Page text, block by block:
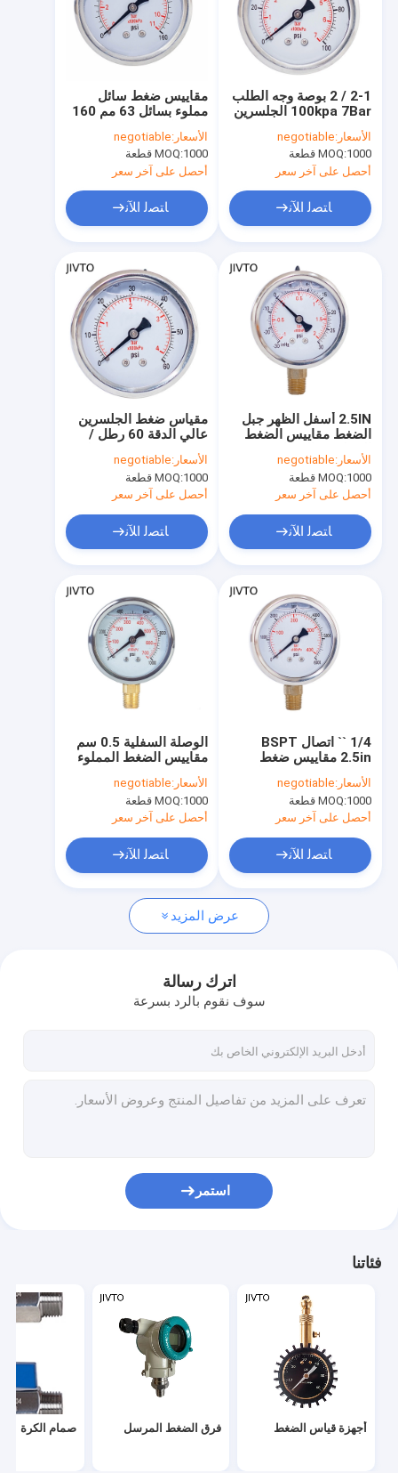
منتجات
معلومات عنا
جولة في المعمل
اطلب اقتباس
فرق الضغط المرسل
صمام متعدد الصك
أجزاء من المواد الهوائية
أداة العقص الأسلاك
مقاييس ضغط سائل
مملوء بسائل 63 مم 160
بار 1/4 نحاس أصفر
الأسعار:negotiable
MOQ:1000 قطعة
أحصل على آخر سعر
ﺎﺘﺼﻟ ﺍﻶﻧ
2-1 / 2 بوصة وجه الطلب
100kpa 7Bar الجلسرين
السائل المملوء مقاييس
الضغط 1/4 NPT
الأسعار:negotiable
MOQ:1000 قطعة
أحصل على آخر سعر
ﺎﺘﺼﻟ ﺍﻶﻧ
مقياس ضغط الجلسرين
عالي الدقة 60 رطل /
بوصة مربعة ، مثبت خلفي
1/4 BSP
الأسعار:negotiable
MOQ:1000 قطعة
أحصل على آخر سعر
ﺎﺘﺼﻟ ﺍﻶﻧ
2.5IN أسفل الظهر جبل
الضغط مقاييس الضغط
بوصة زئبق 1/4 BSP
الأسعار:negotiable
MOQ:1000 قطعة
أحصل على آخر سعر
ﺎﺘﺼﻟ ﺍﻶﻧ
الوصلة السفلية 0.5 سم
مقاييس الضغط المملوء
بوصة مربعة 1/4 بوصة
NPT
الأسعار:negotiable
MOQ:1000 قطعة
أحصل على آخر سعر
ﺎﺘﺼﻟ ﺍﻶﻧ
1/4 `` اتصال BSPT
2.5in مقاييس ضغط
لكل بوصة مربعة 63 ملم
الأسعار:negotiable
MOQ:1000 قطعة
أحصل على آخر سعر
ﺎﺘﺼﻟ ﺍﻶﻧ
عرض المزيد
اترك رسالة
سوف نقوم بالرد بسرعة
استمر
فئاتنا
أجهزة قياس الضغط فرق الضغط المرسل صمام الكرة